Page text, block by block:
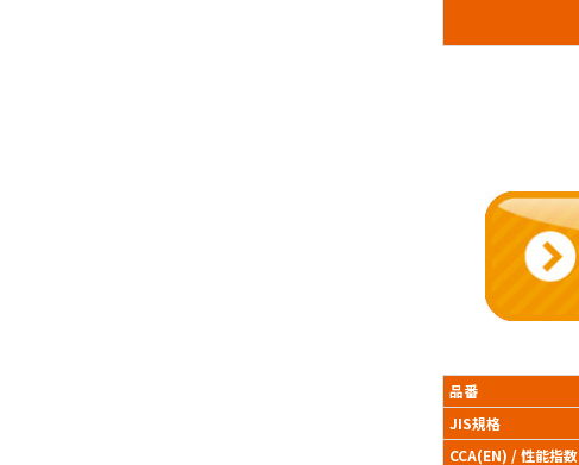
品番
JIS規格
CCA(EN) / 性能指数